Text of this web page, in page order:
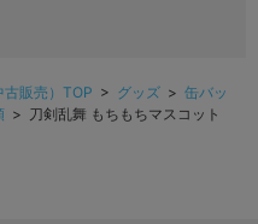
古販売）TOP > グッズ > 缶バッ
> 刀剣乱舞 もちもちマスコット